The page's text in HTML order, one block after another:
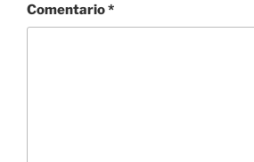
Comentario*